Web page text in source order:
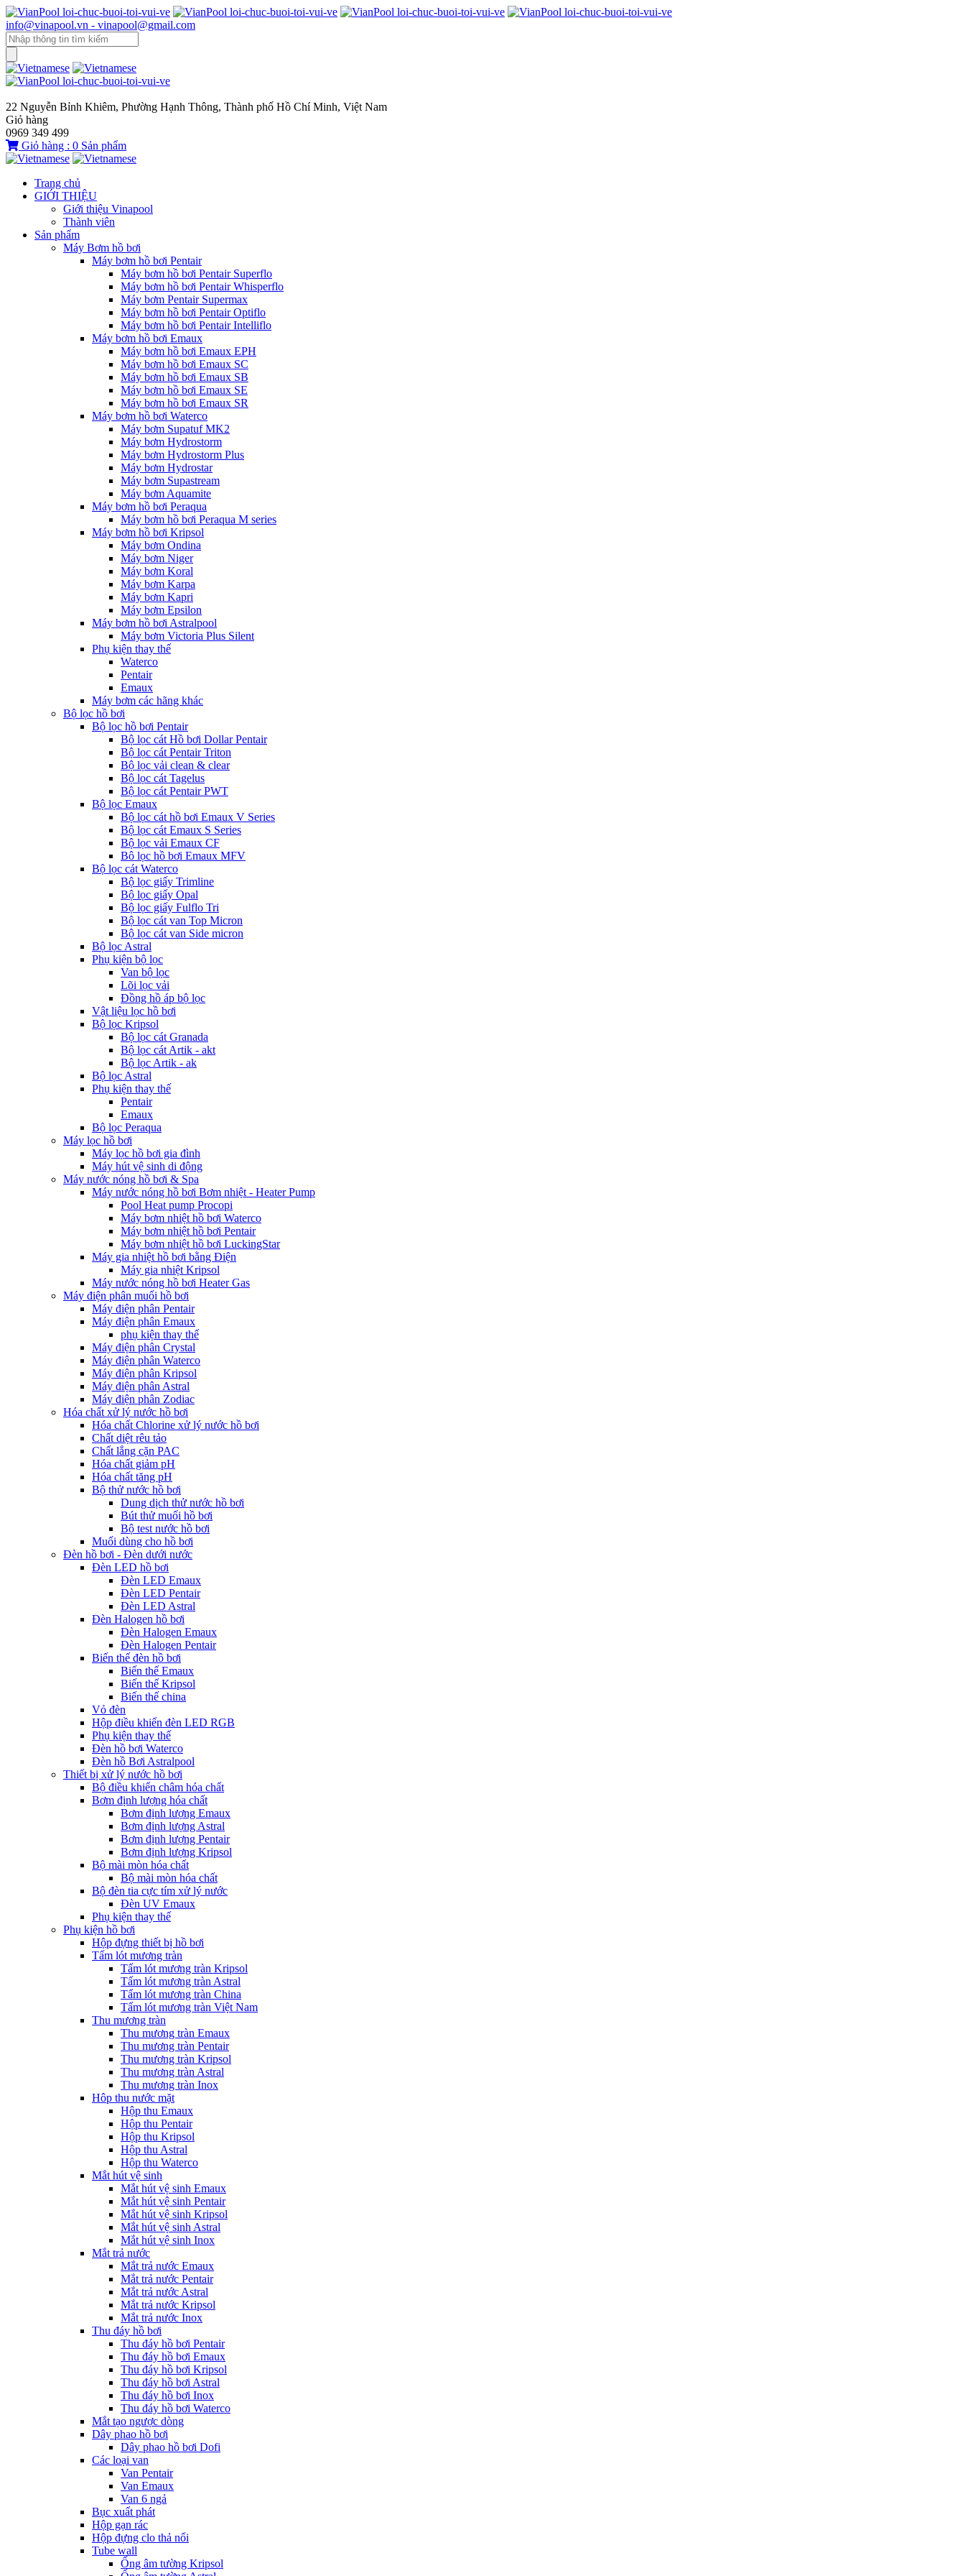
info@vinapool.vn - vinapool@gmail.com
22 Nguyễn Bỉnh Khiêm, Phường Hạnh Thông, Thành phố Hồ Chí Minh, Việt Nam
Giỏ hàng
0969 349 499
Giỏ hàng : 0 Sản phẩm
Trang chủ
GIỚI THIỆU
Giới thiệu Vinapool
Thành viên
Sản phẩm
Máy Bơm hồ bơi
Máy bơm hồ bơi Pentair
Máy bơm hồ bơi Pentair Superflo
Máy bơm hồ bơi Pentair Whisperflo
Máy bơm Pentair Supermax
Máy bơm hồ bơi Pentair Optiflo
Máy bơm hồ bơi Pentair Intelliflo
Máy bơm hồ bơi Emaux
Máy bơm hồ bơi Emaux EPH
Máy bơm hồ bơi Emaux SC
Máy bơm hồ bơi Emaux SB
Máy bơm hồ bơi Emaux SE
Máy bơm hồ bơi Emaux SR
Máy bơm hồ bơi Waterco
Máy bơm Supatuf MK2
Máy bơm Hydrostorm
Máy bơm Hydrostorm Plus
Máy bơm Hydrostar
Máy bơm Supastream
Máy bơm Aquamite
Máy bơm hồ bơi Peraqua
Máy bơm hồ bơi Peraqua M series
Máy bơm hồ bơi Kripsol
Máy bơm Ondina
Máy bơm Niger
Máy bơm Koral
Máy bơm Karpa
Máy bơm Kapri
Máy bơm Epsilon
Máy bơm hồ bơi Astralpool
Máy bơm Victoria Plus Silent
Phụ kiện thay thế
Waterco
Pentair
Emaux
Máy bơm các hãng khác
Bộ lọc hồ bơi
Bộ lọc hồ bơi Pentair
Bộ lọc cát Hồ bơi Dollar Pentair
Bộ lọc cát Pentair Triton
Bộ lọc vải clean & clear
Bộ lọc cát Tagelus
Bộ lọc cát Pentair PWT
Bộ lọc Emaux
Bộ lọc cát hồ bơi Emaux V Series
Bộ lọc cát Emaux S Series
Bộ lọc vải Emaux CF
Bô lọc hồ bơi Emaux MFV
Bộ lọc cát Waterco
Bộ lọc giấy Trimline
Bộ lọc giấy Opal
Bộ lọc giấy Fulflo Tri
Bộ lọc cát van Top Micron
Bộ lọc cát van Side micron
Bộ lọc Astral
Phụ kiện bộ lọc
Van bộ lọc
Lõi lọc vải
Đồng hồ áp bộ lọc
Vật liệu lọc hồ bơi
Bộ lọc Kripsol
Bộ lọc cát Granada
Bộ lọc cát Artik - akt
Bộ lọc Artik - ak
Bộ lọc Astral
Phụ kiện thay thế
Pentair
Emaux
Bộ lọc Peraqua
Máy lọc hồ bơi
Máy lọc hồ bơi gia đình
Máy hút vệ sinh di động
Máy nước nóng hồ bơi & Spa
Máy nước nóng hồ bơi Bơm nhiệt - Heater Pump
Pool Heat pump Procopi
Máy bơm nhiệt hồ bơi Waterco
Máy bơm nhiệt hồ bơi Pentair
Máy bơm nhiệt hồ bơi LuckingStar
Máy gia nhiệt hồ bơi bằng Điện
Máy gia nhiệt Kripsol
Máy nước nóng hồ bơi Heater Gas
Máy điện phân muối hồ bơi
Máy điện phân Pentair
Máy điện phân Emaux
phụ kiện thay thế
Máy điện phân Crystal
Máy điện phân Waterco
Máy điện phân Kripsol
Máy điện phân Astral
Máy điện phân Zodiac
Hóa chất xử lý nước hồ bơi
Hóa chất Chlorine xử lý nước hồ bơi
Chất diệt rêu tảo
Chất lắng cặn PAC
Hóa chất giảm pH
Hóa chất tăng pH
Bộ thử nước hồ bơi
Dung dịch thử nước hồ bơi
Bút thử muối hồ bơi
Bộ test nước hồ bơi
Muối dùng cho hồ bơi
Đèn hồ bơi - Đèn dưới nước
Đèn LED hồ bơi
Đèn LED Emaux
Đèn LED Pentair
Đèn LED Astral
Đèn Halogen hồ bơi
Đèn Halogen Emaux
Đèn Halogen Pentair
Biến thế đèn hồ bơi
Biến thế Emaux
Biến thế Kripsol
Biến thế china
Vỏ đèn
Hộp điều khiển đèn LED RGB
Phụ kiện thay thế
Đèn hồ bơi Waterco
Đèn hồ Bơi Astralpool
Thiết bị xử lý nước hồ bơi
Bộ điều khiển châm hóa chất
Bơm định lượng hóa chất
Bơm định lượng Emaux
Bơm định lượng Astral
Bơm định lượng Pentair
Bơm định lượng Kripsol
Bộ mài mòn hóa chất
Bộ mài mòn hóa chất
Bộ đèn tia cực tím xử lý nước
Đèn UV Emaux
Phụ kiện thay thế
Phụ kiện hồ bơi
Hộp đựng thiết bị hồ bơi
Tấm lót mương tràn
Tấm lót mương tràn Kripsol
Tấm lót mương tràn Astral
Tấm lót mương tràn China
Tấm lót mương tràn Việt Nam
Thu mương tràn
Thu mương tràn Emaux
Thu mương tràn Pentair
Thu mương tràn Kripsol
Thu mương tràn Astral
Thu mương tràn Inox
Hôp thu nước mặt
Hộp thu Emaux
Hộp thu Pentair
Hộp thu Kripsol
Hộp thu Astral
Hộp thu Waterco
Mắt hút vệ sinh
Mắt hút vệ sinh Emaux
Mắt hút vệ sinh Pentair
Mắt hút vệ sinh Kripsol
Mắt hút vệ sinh Astral
Mắt hút vệ sinh Inox
Mắt trả nước
Mắt trả nước Emaux
Mắt trả nước Pentair
Mắt trả nước Astral
Mắt trả nước Kripsol
Mắt trả nước Inox
Thu đáy hồ bơi
Thu đáy hồ bơi Pentair
Thu đáy hồ bơi Emaux
Thu đáy hồ bơi Kripsol
Thu đáy hồ bơi Astral
Thu đáy hồ bơi Inox
Thu đáy hồ bơi Waterco
Mắt tạo ngược dòng
Dây phao hồ bơi
Dây phao hồ bơi Dofi
Các loại van
Van Pentair
Van Emaux
Van 6 ngả
Bục xuất phát
Hộp gạn rác
Hộp đựng clo thả nổi
Tube wall
Ống âm tường Kripsol